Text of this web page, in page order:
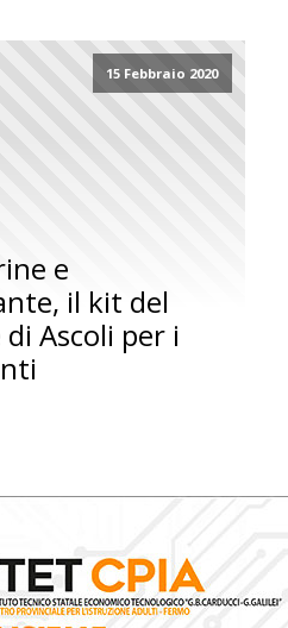
15 Febbraio 2020
e
il kit del
Ascoli per i